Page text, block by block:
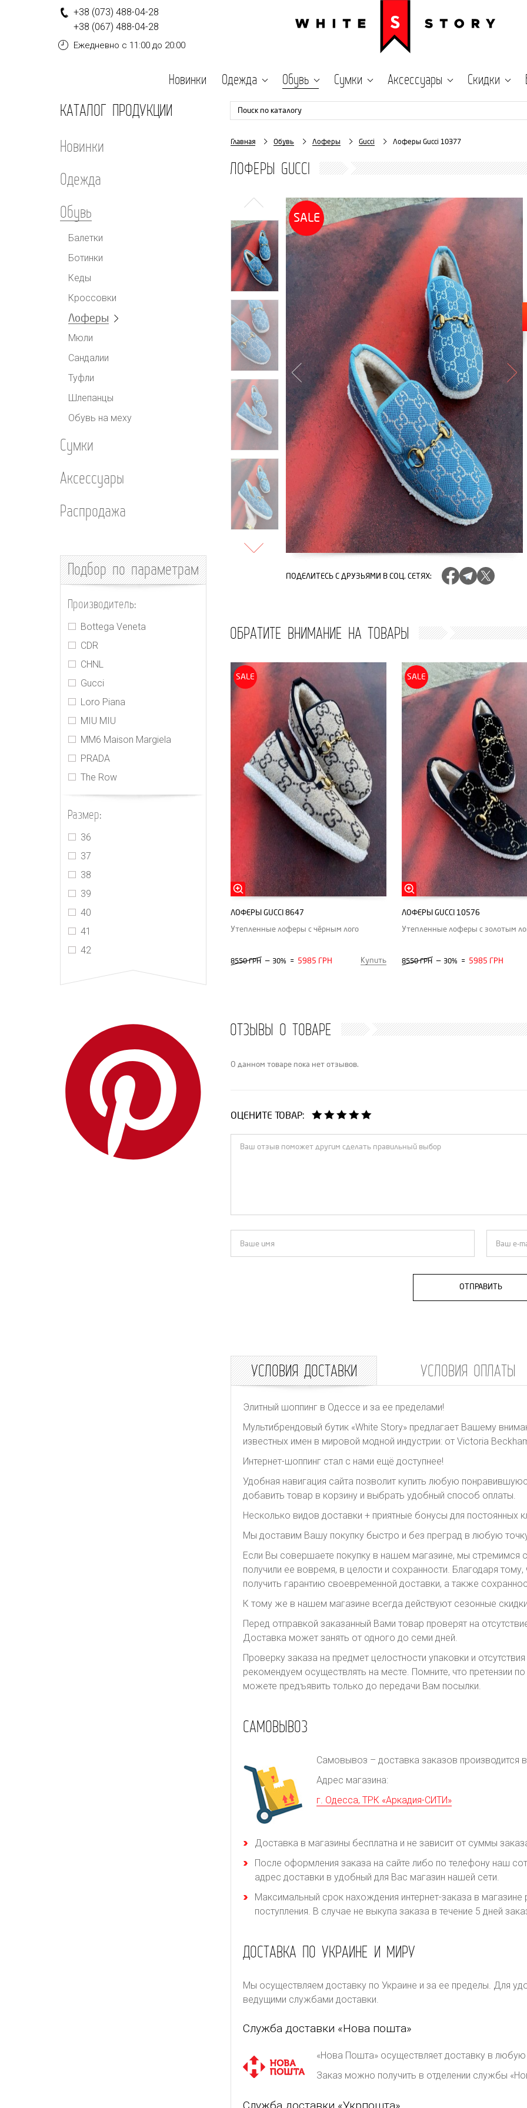
+38 (073) 488-04-28
+38 (067) 488-04-28
Ежедневно с 11:00 до 20:00
Новинки Одежда Обувь Сумки Аксессуары Скидки
КАТАЛОГ ПРОДУКЦИИ
Новинки
Одежда
Обувь
Балетки
Ботинки
Кеды
Кроссовки
Лоферы
Мюли
Сандалии
Туфли
Шлепанцы
Обувь на меху
Сумки
Аксессуары
Распродажа
Подборпо параметрам
Производитель:
Bottega Veneta
CDR
CHNL
Gucci
Loro Piana
MIU MIU
MM6 Maison Margiela
PRADA
The Row
Размер:
36
37
38
39
40
41
42
Поиск по каталогу
Главная Обувь Лоферы Gucci Лоферы Gucci 10377
ЛОФЕРЫ GUCCI
SALE
ПОДЕЛИТЕСЬ С ДРУЗЬЯМИ В СОЦ. СЕТЯХ:
ОБРАТИТЕ ВНИМАНИЕ НА ТОВАРЫ
SALE
ЛОФЕРЫ GUCCI 8647
Утепленные лоферы с чёрным лого
8550 ГРН — 30% = 5985 ГРН Купить
SALE
ЛОФЕРЫ GUCCI 10576
Утепленные лоферы с золотым
8550 ГРН — 30% = 5985 ГРН
ОТЗЫВЫ О ТОВАРЕ
О данном товаре пока нет отзывов.
ОЦЕНИТЕ ТОВАР:
ОТПРАВИТЬ
УСЛОВИЯ ДОСТАВКИ УСЛОВИЯ ОПЛАТЫ
Элитный шоппинг в Одессе и за ее пределами!
Мультибрендовый бутик «White Story» предлагает Вашему
известных имен в мировой модной индустрии: от Victoria
Интернет-шоппинг стал с нами ещё доступнее!
Удобная навигация сайта позволит купить любую
добавить товар в корзину и выбрать удобный способ оплаты.
Несколько видов доставки + приятные бонусы для постоянных
Мы доставим Вашу покупку быстро и без преград в любую
Если Вы совершаете покупку в нашем магазине, мы стремимся
получили ее вовремя, в целости и сохранности. Благодаря
получить гарантию своевременной доставки, а также
К тому же в нашем магазине всегда действуют сезонные
Перед отправкой заказанный Вами товар проверят на
Доставка может занять от одного до семи дней.
Проверку заказа на предмет целостности упаковки и
рекомендуем осуществлять на месте. Помните, что претензии
можете предъявить только до передачи Вам посылки.
САМОВЫВОЗ
Самовывоз – доставка заказов производится
Адрес магазина:
г. Одесса, ТРК «Аркадия-СИТИ»
Доставка в магазины бесплатна и не зависит от суммы
После оформления заказа на сайте либо по телефону наш
адрес доставки в удобный для Вас магазин нашей сети.
Максимальный срок нахождения интернет-заказа в
поступления. В случае не выкупа заказа в течение 5 дней
ДОСТАВКА ПО УКРАИНЕ И МИРУ
Мы осуществляем доставку по Украине и за ее пределы. Для
ведущими службами доставки.
Служба доставки «Нова пошта»
«Нова Пошта» осуществляет доставку в любую
Заказ можно получить в отделении службы